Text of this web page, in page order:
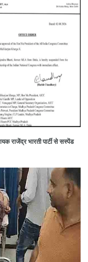
राजेंद्र भारती पार्टी से सस्पेंड